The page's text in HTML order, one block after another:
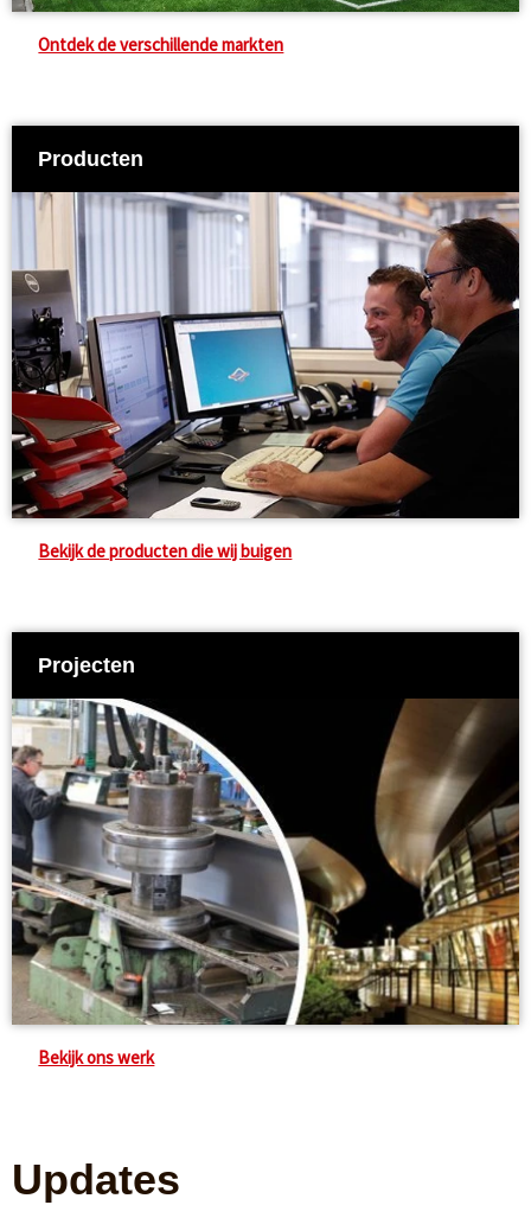
Ontdek de verschillende markten
Producten
Bekijk de producten die wij buigen
Projecten
Bekijk ons werk
Updates